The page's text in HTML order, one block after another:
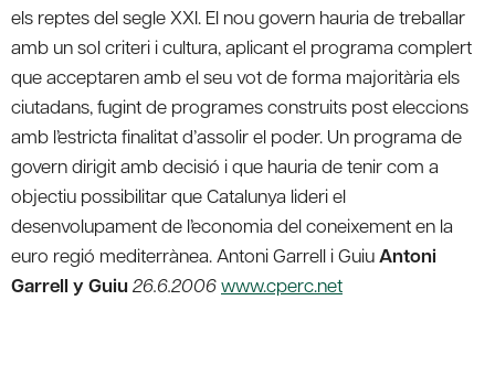
els reptes del segle XXI. El nou govern hauria de treballar
amb un sol criteri i cultura, aplicant el programa complert
que acceptaren amb el seu vot de forma majoritària els
ciutadans, fugint de programes construits post eleccions
amb l’estricta finalitat d’assolir el poder. Un programa de
govern dirigit amb decisió i que hauria de tenir com a
objectiu possibilitar que Catalunya lideri el
desenvolupament de l’economia del coneixement en la
euro regió mediterrànea. Antoni Garrell i GuiuAntoni
Garrell y Guiu26.6.2006www.cperc.net